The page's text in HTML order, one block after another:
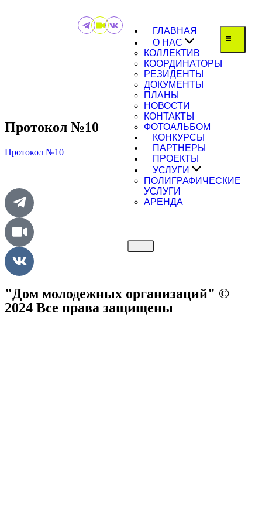
ГЛАВНАЯ
О НАС
КОЛЛЕКТИВ
КООРДИНАТОРЫ
РЕЗИДЕНТЫ
ДОКУМЕНТЫ
ПЛАНЫ
НОВОСТИ
КОНТАКТЫ
ФОТОАЛЬБОМ
КОНКУРСЫ
ПАРТНЕРЫ
ПРОЕКТЫ
УСЛУГИ
ПОЛИГРАФИЧЕСКИЕ
УСЛУГИ
АРЕНДА
Протокол №10
Протокол №10
"Дом молодежных организаций" ©
2024 Все права защищены